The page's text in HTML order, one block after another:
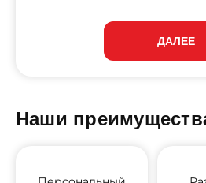
ДАЛЕЕ
Наши